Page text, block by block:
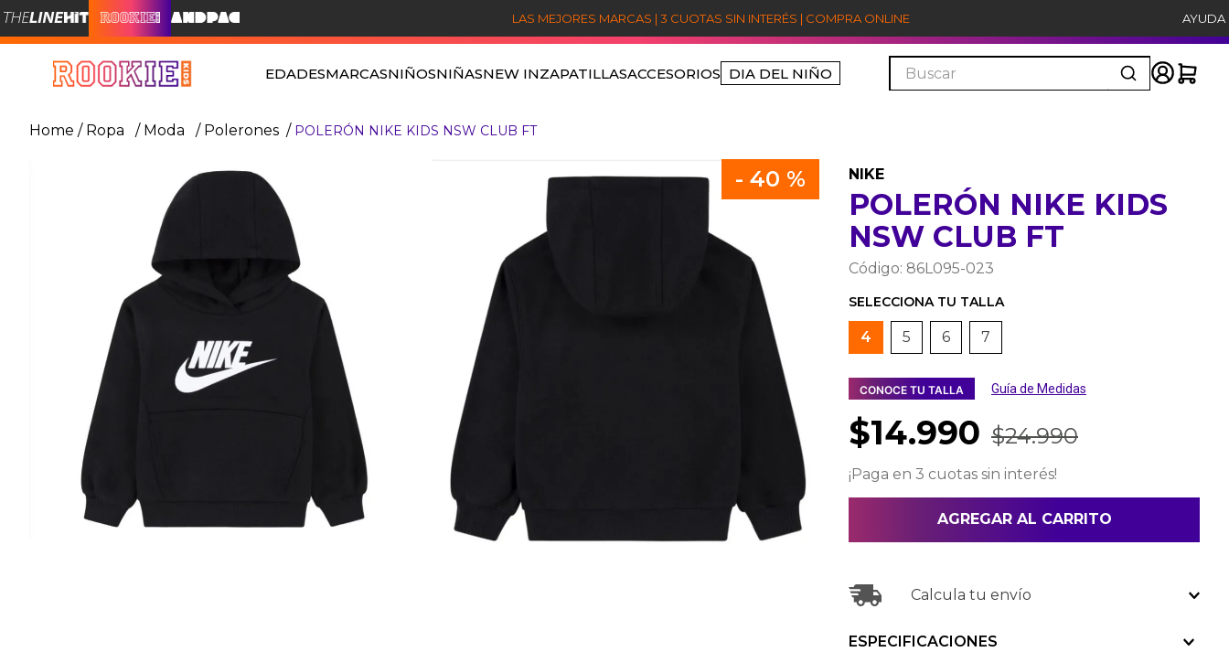
LAS MEJORES MARCAS | 3 CUOTAS SIN INTERÉS | COMPRA ONLINE AYUDA
EDADESMARCASNIÑOSNIÑASNEW INZAPATILLASACCESORIOS DIA DEL NIÑO
Buscar
Ropa Moda Polerones POLERÓN NIKE KIDS NSW CLUB FT
- 40 % NIKE
POLERÓN NIKE KIDS
NSW CLUB FT
Código: 86L095-023
4 5 6 7
CONOCE TU TALLA Guía de Medidas
$14.990 $24.990
¡Paga en 3 cuotas sin interés!
AGREGAR AL CARRITO
Calcula tu envío
ESPECIFICACIONES